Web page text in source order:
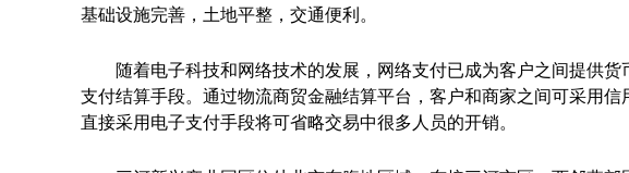
基础设施完善，土地平整，交通便利。
随着电子科技和网络技术的发展，网络支付已成为客户之间提供
支付结算手段。通过物流商贸金融结算平台，客户和商家之间可采用信
直接采用电子支付手段将可省略交易中很多人员的开销。